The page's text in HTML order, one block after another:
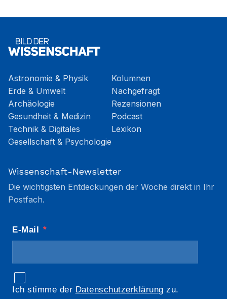
Astronomie & Physik
Erde & Umwelt
Archäologie
Gesundheit & Medizin
Technik & Digitales
Gesellschaft & Psychologie
Kolumnen
Nachgefragt
Rezensionen
Podcast
Lexikon
Wissenschaft-Newsletter
Die wichtigsten Entdeckungen der Woche direkt in Ihr
Postfach.